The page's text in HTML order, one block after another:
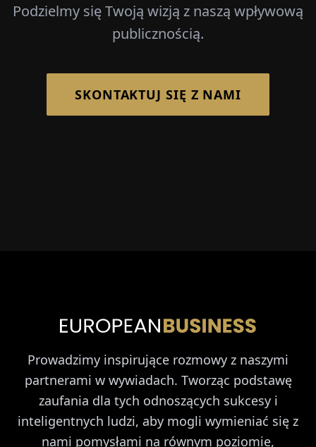
Podzielmy się Twoją wizją z naszą wpływową
publicznością.
SKONTAKTUJ SIĘ Z NAMI
Prowadzimy inspirujące rozmowy z naszymi
partnerami w wywiadach. Tworząc podstawę
zaufania dla tych odnoszących sukcesy i
inteligentnych ludzi, aby mogli wymieniać się z
nami pomysłami na równym poziomie,